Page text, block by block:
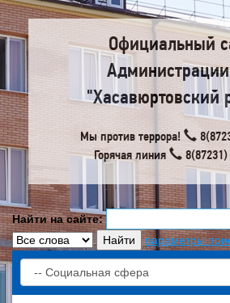
Официальный
"Хасавюртовский
Мы против террора!
Горячая линия
Найти на сайте:
параметры